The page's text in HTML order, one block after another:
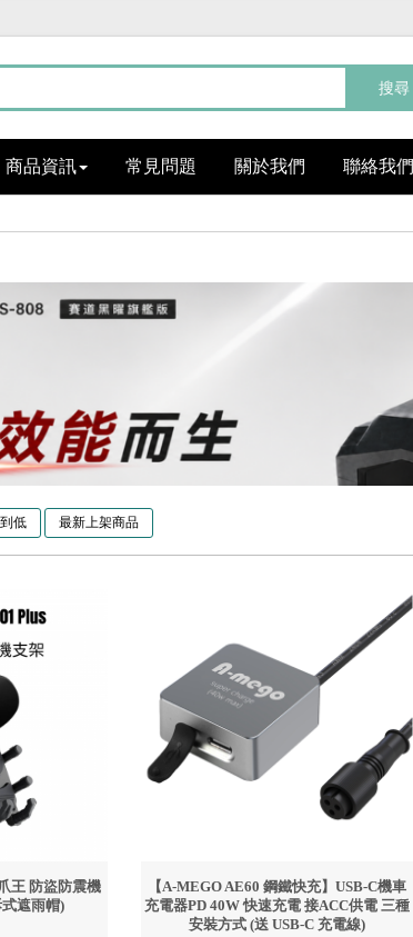
搜尋
商品資訊 常見問題 關於我們 聯絡我們
低 最新上架商品
王 防盜防震機
遮雨帽)
【A-MEGO AE60 鋼鐵快充】USB-C機車
充電器PD 40W 快速充電 接ACC供電 三種
安裝方式 (送 USB-C 充電線)